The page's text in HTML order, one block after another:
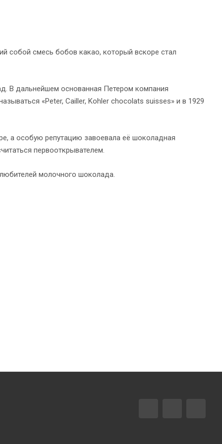
собой смесь бобов какао, который вскоре стал
В дальнейшем основанная Петером компания
«Peter, Cailler, Kohler chocolats suisses» и в 1929
а особую репутацию завоевала её шоколадная
первооткрывателем.
молочного шоколада.